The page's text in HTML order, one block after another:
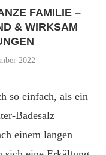
FAMILIE –
& WIRKSAM
2022
so einfach, als ein
Badesalz
einem langen